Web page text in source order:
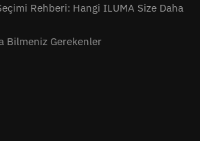
Rehberi: Hangi ILUMA Size Daha
Bilmeniz Gerekenler